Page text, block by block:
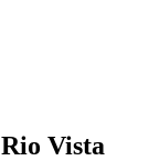
Rio Vista